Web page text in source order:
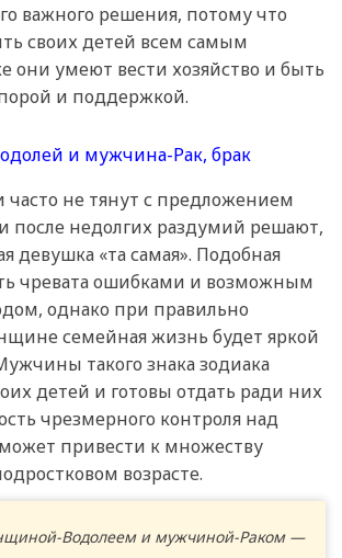
важного решения, потому что
своих детей всем самым
они умеют вести хозяйство и быть
и поддержкой.
не тянут с предложением
после недолгих раздумий решают,
девушка «та самая». Подобная
чревата ошибками и возможным
однако при правильно
семейная жизнь будет яркой
такого знака зодиака
детей и готовы отдать ради них
чрезмерного контроля над
привести к множеству
возрасте.
Водолеем и мужчиной-Раком —